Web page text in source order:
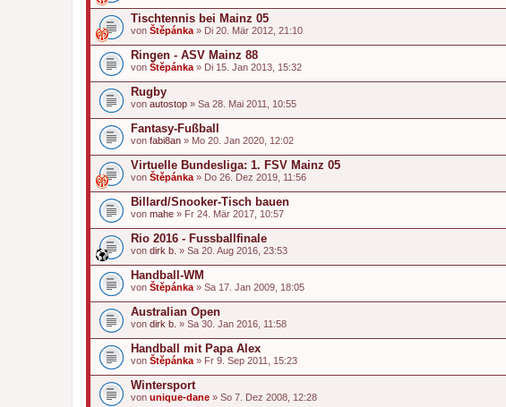
Tischtennis bei Mainz 05
von Štěpánka » Di 20. Mär 2012, 21:10
Ringen - ASV Mainz 88
von Štěpánka » Di 15. Jan 2013, 15:32
Rugby
von autostop » Sa 28. Mai 2011, 10:55
Fantasy-Fußball
von fabi8an » Mo 20. Jan 2020, 12:02
Virtuelle Bundesliga: 1. FSV Mainz 05
von Štěpánka » Do 26. Dez 2019, 11:56
Billard/Snooker-Tisch bauen
von mahe » Fr 24. Mär 2017, 10:57
Rio 2016 - Fussballfinale
von dirk b. » Sa 20. Aug 2016, 23:53
Handball-WM
von Štěpánka » Sa 17. Jan 2009, 18:05
Australian Open
von dirk b. » Sa 30. Jan 2016, 11:58
Handball mit Papa Alex
von Štěpánka » Fr 9. Sep 2011, 15:23
Wintersport
von unique-dane » So 7. Dez 2008, 12:28